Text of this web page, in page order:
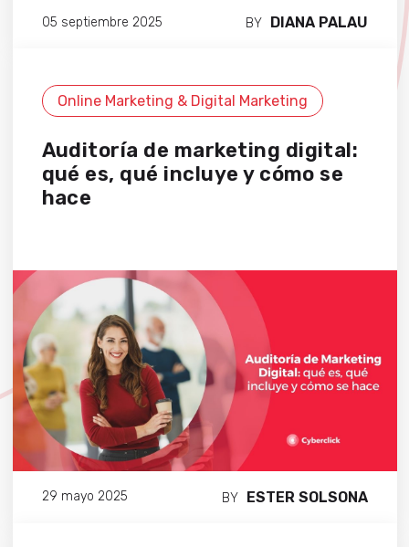
05 septiembre 2025 BY DIANA PALAU
Online Marketing & Digital Marketing
Auditoría de marketing digital:
qué es, qué incluye y cómo se
hace
29 mayo 2025 BY ESTER SOLSONA